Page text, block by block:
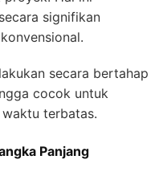
signifikan
secara bertahap
cocok untuk
terbatas.
Panjang